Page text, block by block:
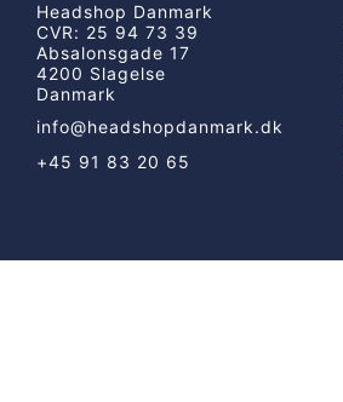
Headshop Danmark
CVR: 25 94 73 39
Absalonsgade 17
4200 Slagelse
Danmark
info@headshopdanmark.dk
+45 91 83 20 65